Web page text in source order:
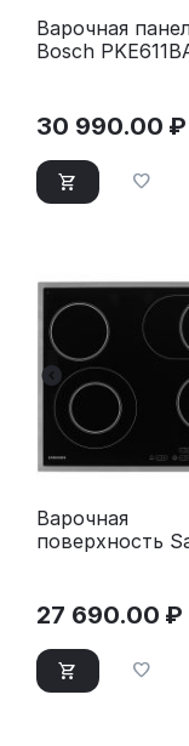
Варочная
Bosch
30 990.00 ₽
Варочная
поверхность
27 690.00 ₽